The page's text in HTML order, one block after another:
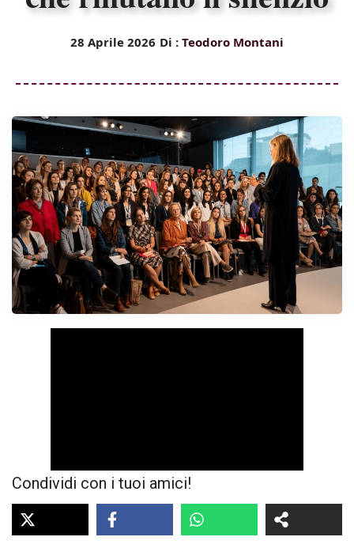
28 Aprile 2026 Di : Teodoro Montani
Condividi con i tuoi amici!